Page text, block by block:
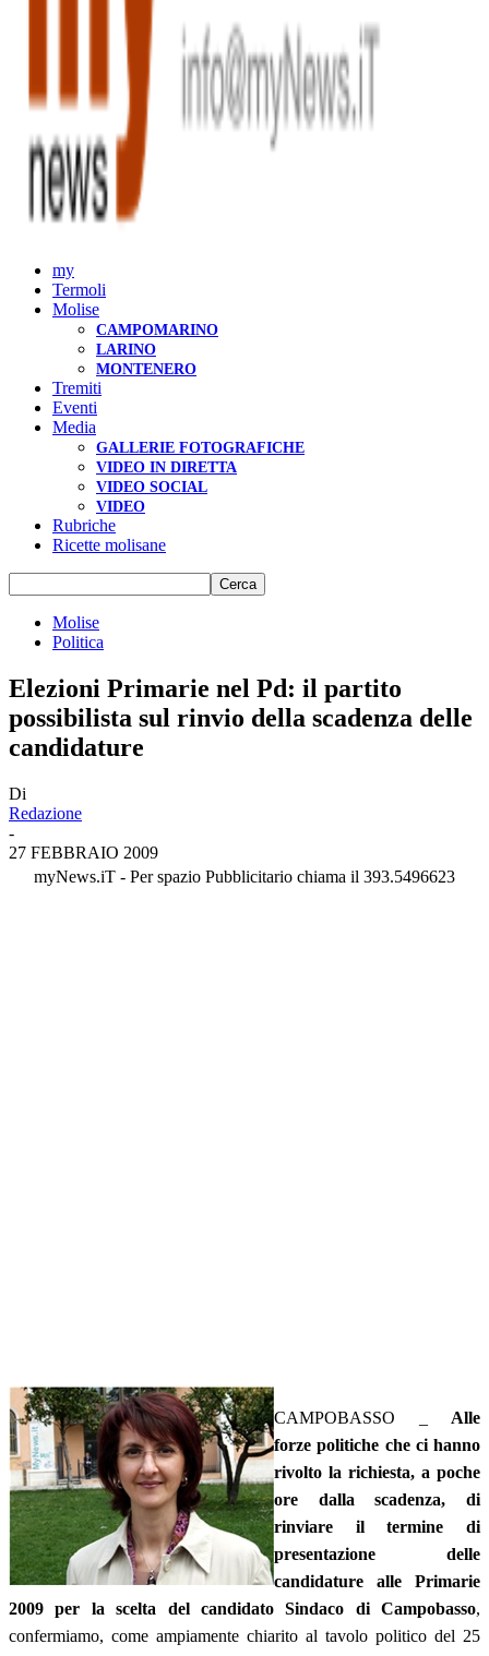
my
Termoli
Molise
CAMPOMARINO
LARINO
MONTENERO
Tremiti
Eventi
Media
GALLERIE FOTOGRAFICHE
VIDEO IN DIRETTA
VIDEO SOCIAL
VIDEO
Rubriche
Ricette molisane
Molise
Politica
Elezioni Primarie nel Pd: il partito
possibilista sul rinvio della scadenza delle
candidature
Di
Redazione
-
27 FEBBRAIO 2009
myNews.iT - Per spazio Pubblicitario chiama il 393.5496623
CAMPOBASSO _ Alle
forze politiche che ci hanno
rivolto la richiesta, a poche
ore dalla scadenza, di
rinviare il termine di
presentazione delle
candidature alle Primarie
2009 per la scelta del candidato Sindaco di Campobasso,
confermiamo, come ampiamente chiarito al tavolo politico del 25